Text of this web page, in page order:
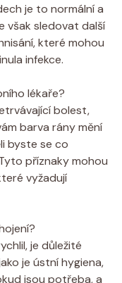
je to normální a
však sledovat další
které mohou
infekce.
lékaře?
bolest,
barva rány mění
byste se co
příznaky mohou
vyžadují
je důležité
je ústní hygiena,
jsou potřeba, a